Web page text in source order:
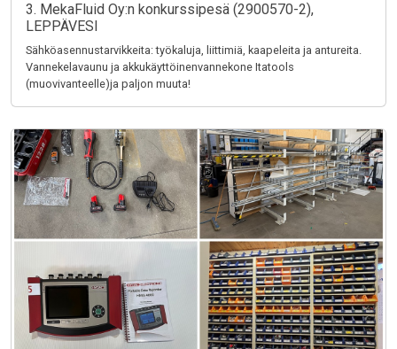
3. MekaFluid Oy:n konkurssipesä (2900570-2),
LEPPÄVESI
Sähköasennustarvikkeita: työkaluja, liittimiä, kaapeleita ja antureita.
Vannekelavaunu ja akkukäyttöinenvannekone Itatools
(muovivanteelle)ja paljon muuta!